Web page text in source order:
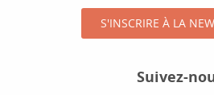
S'INSCRIRE À LA
Suivez-